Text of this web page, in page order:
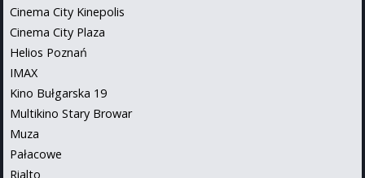
Cinema City Kinepolis
Cinema City Plaza
Helios Poznań
IMAX
Kino Bułgarska 19
Multikino Stary Browar
Muza
Pałacowe
Rialto